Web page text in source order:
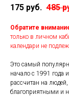
175 руб. 485
Обратите
только в личном
календари не
Это самый
начало с 1991 года
рассчитан на
благоприятными и